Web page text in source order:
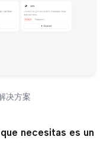
决方案
necesitas es un